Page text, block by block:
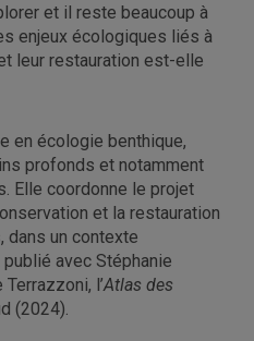
et il reste beaucoup à
enjeux écologiques liés à
leur restauration est-elle
en écologie benthique,
profonds et notamment
Elle coordonne le projet
et la restauration
un contexte
avec Stéphanie
l’Atlas des
(2024).